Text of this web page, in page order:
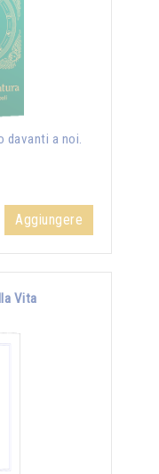
davanti a noi.
Aggiungere
Vita